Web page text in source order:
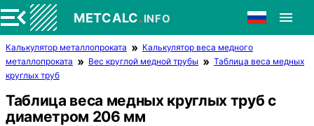
METCALC.INFO
Калькулятор металлопроката
Калькулятор веса медного
металлопроката
Вес круглой медной трубы
Таблица веса медных
круглых труб
Таблица веса медных круглых труб с
диаметром 206 мм